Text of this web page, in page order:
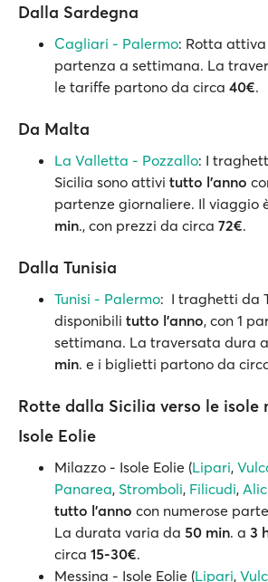
Dalla Sardegna
Cagliari - Palermo: Rotta attiva
partenza a settimana. La
le tariffe partono da circa 40€.
Da Malta
La Valletta - Pozzallo: I
Sicilia sono attivi tutto l'anno
partenze giornaliere. Il viaggio
min., con prezzi da circa 72€.
Dalla Tunisia
Tunisi - Palermo: I traghetti da
disponibili tutto l’anno, con 1
settimana. La traversata dura
min. e i biglietti partono da
Rotte dalla Sicilia verso le isole
Isole Eolie
Milazzo - Isole Eolie (Lipari,
Panarea, Stromboli, Filicudi,
tutto l'anno con numerose
La durata varia da 50 min. a 3
circa 15-30€.
Messina - Isole Eolie (Lipari,